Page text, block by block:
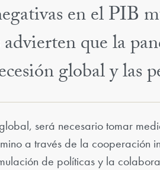
en el PIB
que la
global y las
será necesario tomar
a través de la cooperación
de políticas y la